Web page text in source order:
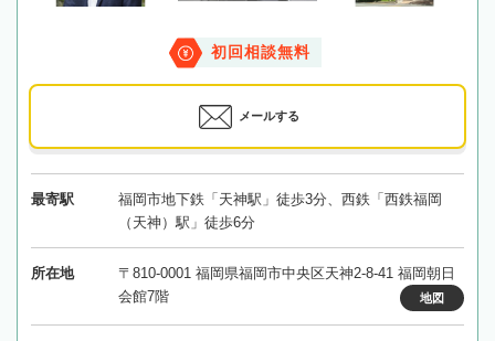
初回相談無料
メールする
最寄駅
福岡市地下鉄「天神駅」徒歩3分、西鉄「西鉄福岡
（天神）駅」徒歩6分
所在地
〒810-0001 福岡県福岡市中央区天神2-8-41 福岡朝日
会館7階
地図